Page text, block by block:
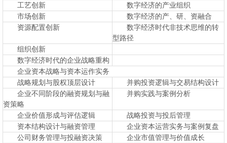
工艺创新
数字经济的产业组织
市场创新
数字经济的产、研、资融合
资源配置创新
数字经济时代非技术思维的转
型路径
组织创新
数字经济时代的企业战略重构
企业资本战略与资本运作实务
战略规划与股权顶层设计
并购投资逻辑与交易结构设计
企业不同阶段的融资规划与融
资策略
并购实践与案例分析
企业价值形成与评估逻辑
战略投资与投后管理
资本结构设计与融资管理
企业资本运营实务与案例复盘
公司财务管理与投融资决策
企业市值管理与价值成长